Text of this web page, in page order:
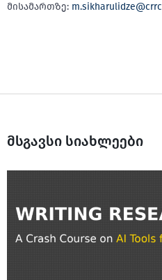
მისამართზე:
მსგავსი სიახლეები